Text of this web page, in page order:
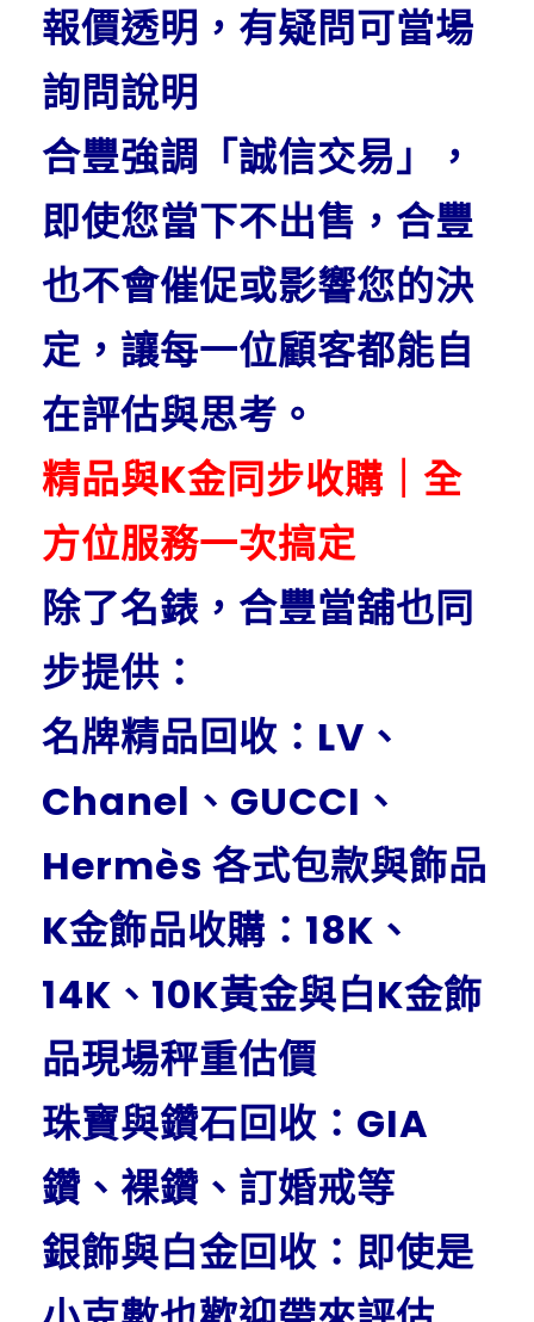
報價透明，有疑問可當場
詢問說明
合豐強調「誠信交易」，
即使您當下不出售，合豐
也不會催促或影響您的決
定，讓每一位顧客都能自
在評估與思考。
精品與K金同步收購｜全
方位服務一次搞定
除了名錶，合豐當舖也同
步提供：
名牌精品回收：LV、
Chanel、GUCCI、
Hermès 各式包款與飾品
K金飾品收購：18K、
14K、10K黃金與白K金飾
品現場秤重估價
珠寶與鑽石回收：GIA
鑽、裸鑽、訂婚戒等
銀飾與白金回收：即使是